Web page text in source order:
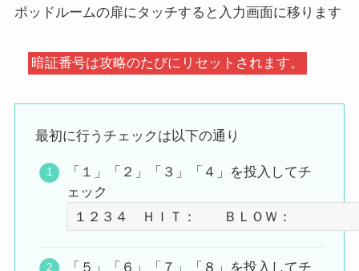
ポッドルームの扉にタッチすると入力画面に移ります
暗証番号は攻略のたびにリセットされます。
最初に行うチェックは以下の通り
「１」「２」「３」「４」を投入してチ
ェック
「５」「６」「７」「８」を投入してチ